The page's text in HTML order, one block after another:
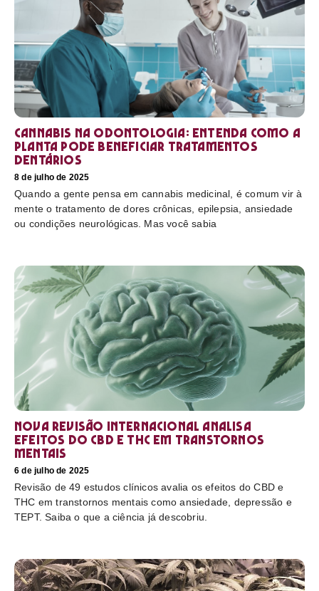
Cannabis na odontologia: entenda como a
planta pode beneficiar tratamentos
dentários
8 de julho de 2025
Quando a gente pensa em cannabis medicinal, é comum vir à
mente o tratamento de dores crônicas, epilepsia, ansiedade
ou condições neurológicas. Mas você sabia
Nova revisão internacional analisa
efeitos do CBD e THC em transtornos
mentais
6 de julho de 2025
Revisão de 49 estudos clínicos avalia os efeitos do CBD e
THC em transtornos mentais como ansiedade, depressão e
TEPT. Saiba o que a ciência já descobriu.